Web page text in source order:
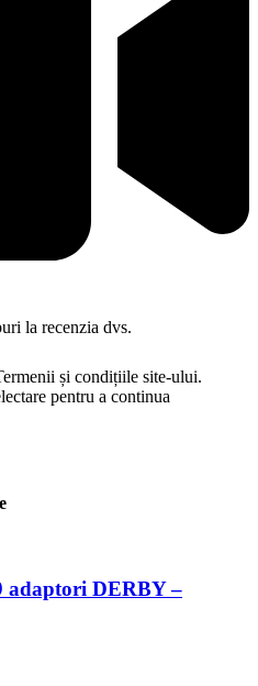
la recenzia dvs.
și condițiile site-ului.
pentru a continua
adaptori DERBY –